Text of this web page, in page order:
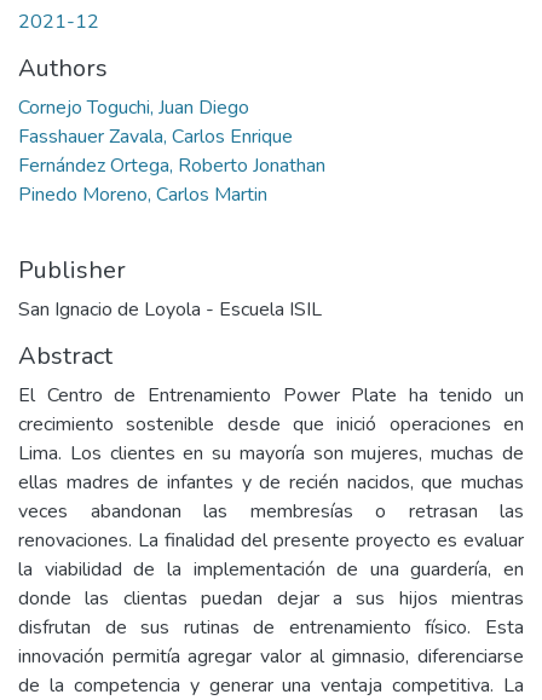
2021-12
Authors
Cornejo Toguchi, Juan Diego
Fasshauer Zavala, Carlos Enrique
Fernández Ortega, Roberto Jonathan
Pinedo Moreno, Carlos Martin
Publisher
San Ignacio de Loyola - Escuela ISIL
Abstract
El Centro de Entrenamiento Power Plate ha tenido un
crecimiento sostenible desde que inició operaciones en
Lima. Los clientes en su mayoría son mujeres, muchas de
ellas madres de infantes y de recién nacidos, que muchas
veces abandonan las membresías o retrasan las
renovaciones. La finalidad del presente proyecto es evaluar
la viabilidad de la implementación de una guardería, en
donde las clientas puedan dejar a sus hijos mientras
disfrutan de sus rutinas de entrenamiento físico. Esta
innovación permitía agregar valor al gimnasio, diferenciarse
de la competencia y generar una ventaja competitiva. La